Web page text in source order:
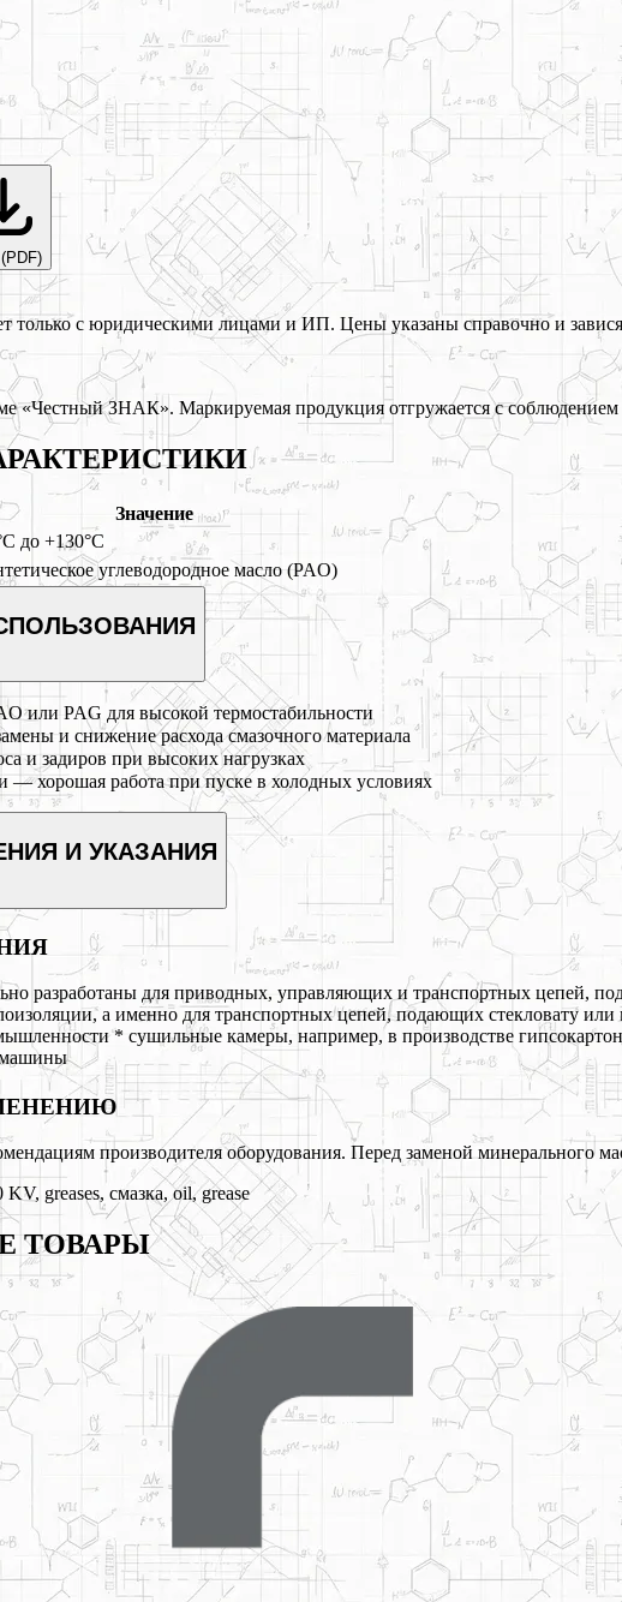
с юридическими лицами и ИП. Цены указаны справочно и
«Честный ЗНАК». Маркируемая продукция отгружается с
Значение
до +130°C
углеводородное масло (PAO)
или PAG для высокой термостабильности
и снижение расхода смазочного материала
и задиров при высоких нагрузках
— хорошая работа при пуске в холодных условиях
И УКАЗАНИЯ
разработаны для приводных, управляющих и транспортных цепей,
а именно для транспортных цепей, подающих стекловату
* сушильные камеры, например, в производстве
машины
производителя оборудования. Перед заменой минерального
greases, смазка, oil, grease
ТОВАРЫ